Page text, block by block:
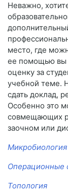
Неважно,
место, где
ее помощью вы
оценку за
учебной теме.
сдать доклад,
Особенно это
совмещающих
заочном или
Микробиология
Операционные
Топология